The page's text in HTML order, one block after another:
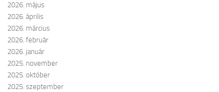
2026. május
2026. április
2026. március
2026. február
2026. január
2025. november
2025. október
2025. szeptember